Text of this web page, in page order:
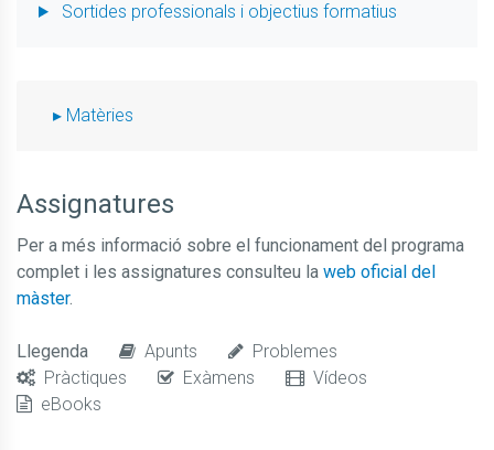
Sortides professionals i objectius formatius
Matèries
Assignatures
Per a més informació sobre el funcionament del programa
complet i les assignatures consulteu la web oficial del
màster.
Llegenda Apunts
Problemes
Pràctiques
Exàmens
Vídeos
eBooks